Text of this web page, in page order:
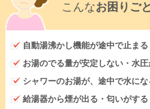
こんなお困りごと
自動湯沸かし機能が途中で止まる
お湯のでる量が安定しない・水
シャワーのお湯が、途中で水にな
給湯器から煙が出る・匂いがす